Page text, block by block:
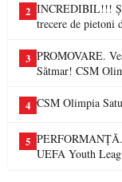
2 INCREDIBIL!!!
trecere de pietoni
3 PROMOVARE.
Sătmar! CSM
4 CSM Olimpia
5
UEFA Youth